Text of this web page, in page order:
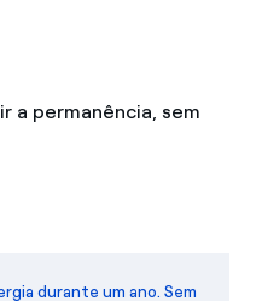
a permanência, sem
durante um ano. Sem